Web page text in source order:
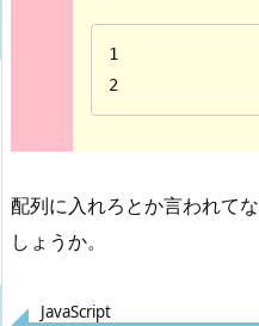
1
2
配列に入れろとか言われて
しょうか。
JavaScript